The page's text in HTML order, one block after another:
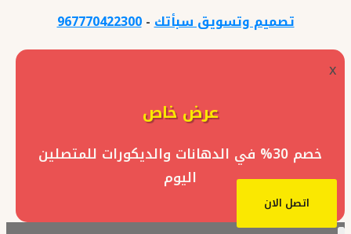
تصميم وتسويق سبأتك-
967770422300
x
عرض خاص
خصم 30% في الدهانات والديكورات للمتصلين
اليوم
اتصل الان